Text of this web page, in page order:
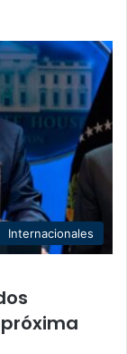
Internacionales